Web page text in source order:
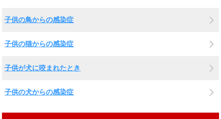
子供の鳥からの感染症
子供の猫からの感染症
子供が犬に咬まれたとき
子供の犬からの感染症